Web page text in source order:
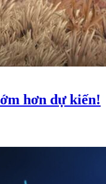
hơn dự kiến!